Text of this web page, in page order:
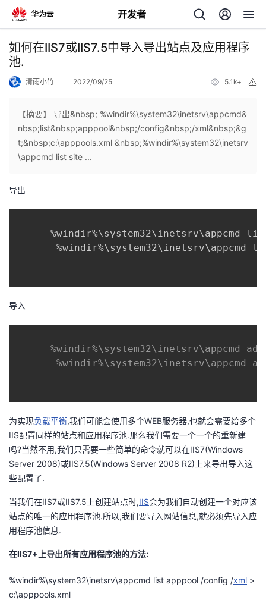
开发者
返
回
个
者
客
论
坛
的
圈
我
的
我
动
关
的
发
我
Programs
的
如何在IIS7或IIS7.5中导入导出站点及应用程序
池.
清雨小竹 2022/09/25 5.1k+
【摘要】 导出&nbsp; %windir%\system32\inetsrv\appcmd&
nbsp;list&nbsp;apppool&nbsp;/config&nbsp;/xml&nbsp;&g
t;&nbsp;c:\apppools.xml &nbsp;%windir%\system32\inetsrv
\appcmd list site ...
导出
      %windir%
\system32\inetsrv\appcmd
       %windir%
\system32\inetsrv\appcmd
导入
%windir%\system32\inetsrv\appcmd
为实现负载平衡,我们可能会使用多个WEB服务器,也就会需要给多个
IIS配置同样的站点和应用程序池.那么我们需要一个一个的重新建
吗?当然不用,我们只需要一些简单的命令就可以在IIS7(Windows
Server 2008)或IIS7.5(Windows Server 2008 R2)上来导出导入这
些配置了.
当我们在IIS7或IIS7.5上创建站点时,IIS会为我们自动创建一个对应该
站点的唯一的应用程序池.所以,我们要导入网站信息,就必须先导入应
用程序池信息.
在IIS7+上导出所有应用程序池的方法:
%windir%\system32\inetsrv\appcmd list apppool /config /xml >
c:\apppools.xml